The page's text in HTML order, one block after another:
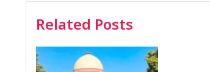
Related Posts